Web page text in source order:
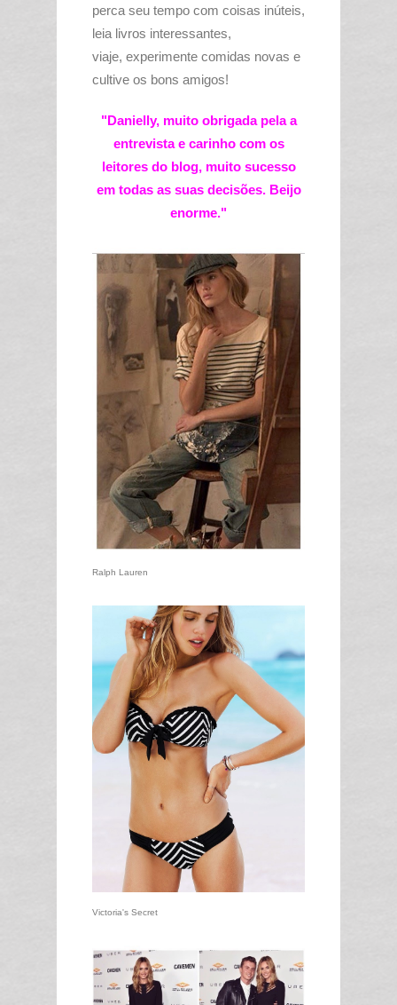
perca seu tempo com coisas inúteis,
leia livros interessantes,
viaje, experimente comidas novas e
cultive os bons amigos!
"Danielly, muito obrigada pela a
entrevista e carinho com os
leitores do blog, muito sucesso
em todas as suas decisões. Beijo
enorme."
Ralph Lauren
Victoria's Secret